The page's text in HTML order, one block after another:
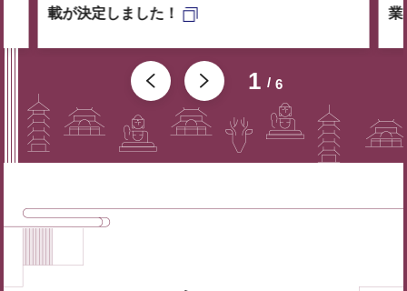
1 6
載が決定しました！
業